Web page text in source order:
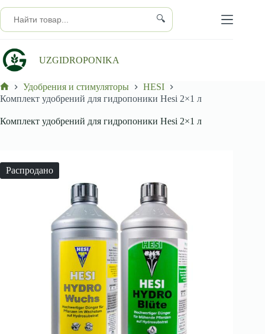
к
сути
🔍
UZGIDROPONIKA
Главная
Удобрения и стимуляторы
HESI
Комплект удобрений для гидропоники Hesi 2×1 л
Комплект удобрений для гидропоники Hesi 2×1 л
Распродано